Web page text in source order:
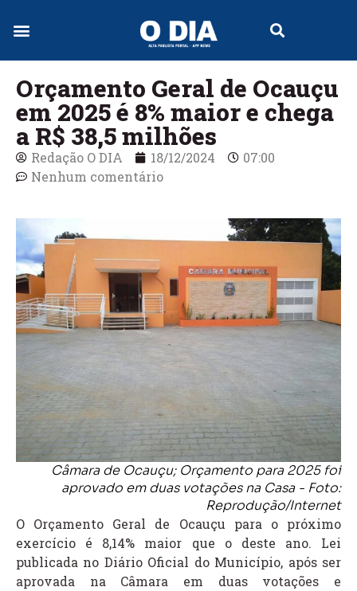
Orçamento Geral de Ocauçu
em 2025 é 8% maior e chega
a R$ 38,5 milhões
Redação O DIA 18/12/2024
07:00
Nenhum comentário
Câmara de Ocauçu; Orçamento para 2025 foi
aprovado em duas votações na Casa - Foto:
Reprodução/Internet
O Orçamento Geral de Ocauçu para o próximo
exercício é 8,14% maior que o deste ano. Lei
publicada no Diário Oficial do Município, após ser
aprovada na Câmara em duas votações e